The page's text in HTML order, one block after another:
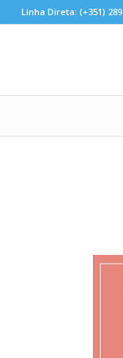
Linha Direta: (+351)